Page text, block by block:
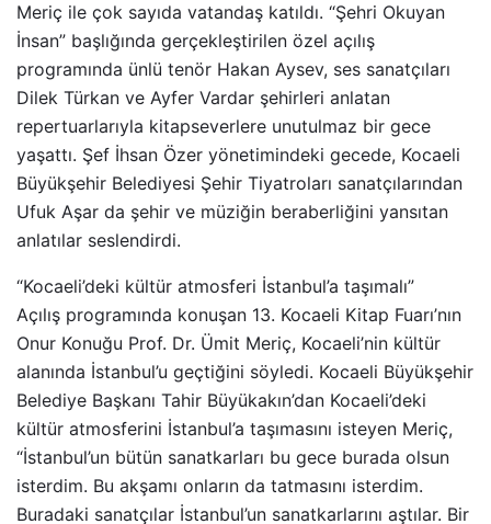
Meriç ile çok sayıda vatandaş katıldı. “Şehri Okuyan
İnsan” başlığında gerçekleştirilen özel açılış
programında ünlü tenör Hakan Aysev, ses sanatçıları
Dilek Türkan ve Ayfer Vardar şehirleri anlatan
repertuarlarıyla kitapseverlere unutulmaz bir gece
yaşattı. Şef İhsan Özer yönetimindeki gecede, Kocaeli
Büyükşehir Belediyesi Şehir Tiyatroları sanatçılarından
Ufuk Aşar da şehir ve müziğin beraberliğini yansıtan
anlatılar seslendirdi.
“Kocaeli’deki kültür atmosferi İstanbul’a taşımalı”
Açılış programında konuşan 13. Kocaeli Kitap Fuarı’nın
Onur Konuğu Prof. Dr. Ümit Meriç, Kocaeli’nin kültür
alanında İstanbul’u geçtiğini söyledi. Kocaeli Büyükşehir
Belediye Başkanı Tahir Büyükakın’dan Kocaeli’deki
kültür atmosferini İstanbul’a taşımasını isteyen Meriç,
“İstanbul’un bütün sanatkarları bu gece burada olsun
isterdim. Bu akşamı onların da tatmasını isterdim.
Buradaki sanatçılar İstanbul’un sanatkarlarını aştılar. Bir